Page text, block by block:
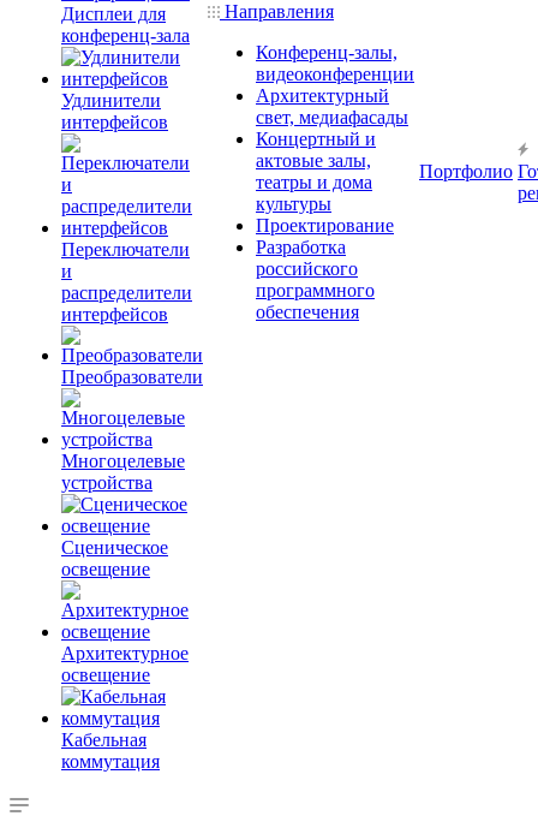
Дисплеи для
конференц-зала
Удлинители
интерфейсов
Переключатели
и
распределители
интерфейсов
Преобразователи
Многоцелевые
устройства
Сценическое
освещение
Архитектурное
освещение
Кабельная
коммутация
Направления
Конференц-залы,
видеоконференции
Архитектурный
свет, медиафасады
Концертный и
актовые залы,
театры и дома
культуры
Проектирование
Разработка
российского
программного
обеспечения
Портфолио